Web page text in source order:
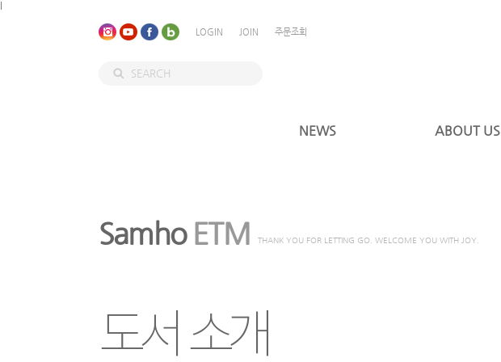
LOGIN JOIN 주문조회
NEWS ABOUT US
Samho ETM THANK YOU FOR LETTING GO. WELCOME YOU WITH JOY.
도서 소개